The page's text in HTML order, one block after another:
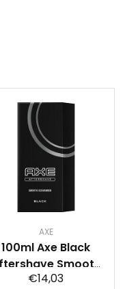
AXE
100ml Axe Black
Smooth
Cedarwood
€14,03